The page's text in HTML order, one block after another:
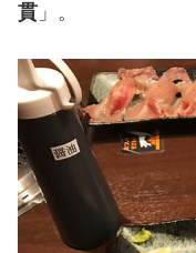
貫 」。